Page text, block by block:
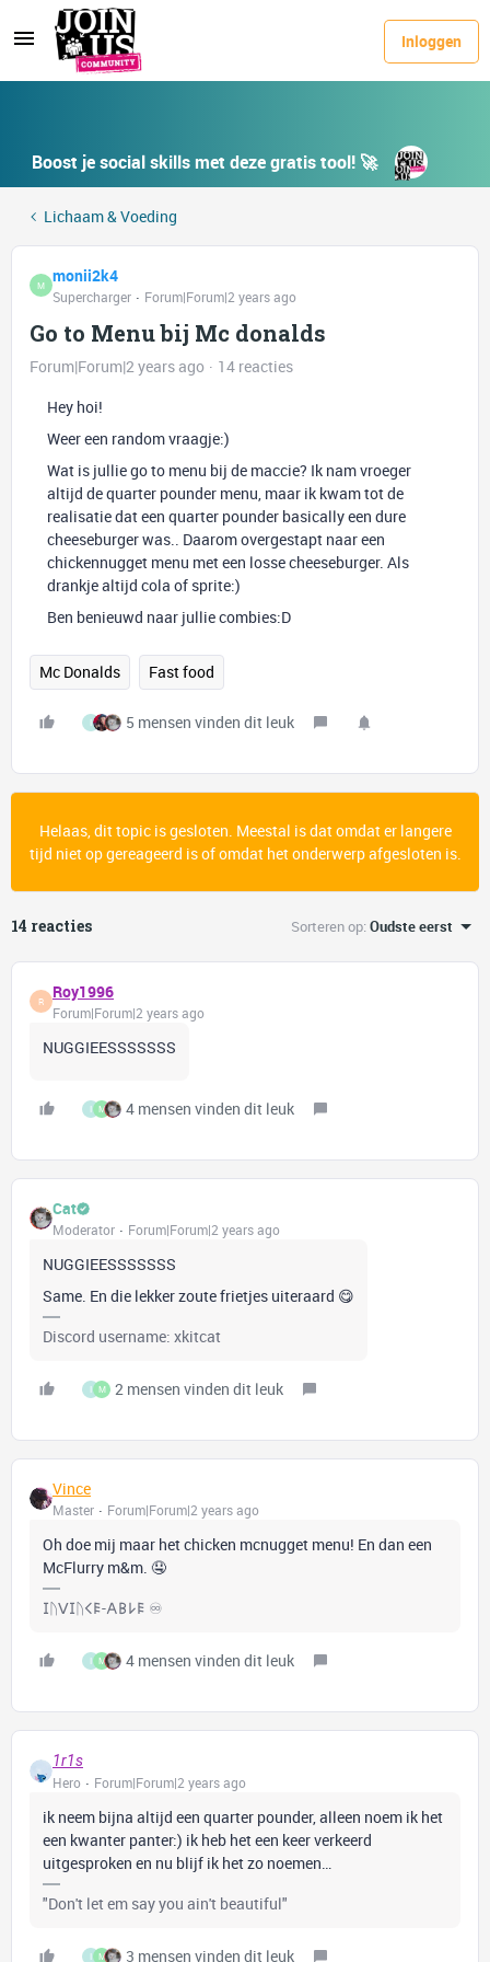
Inloggen
Boost je social skills met deze gratis tool! 🚀
Lichaam & Voeding
M monii2k4
Supercharger Forum|Forum|2 years ago
Go to Menu bij Mc donalds
Forum|Forum|2 years ago
14 reacties
Hey hoi!
Weer een random vraagje:)
Wat is jullie go to menu bij de maccie? Ik nam vroeger
altijd de quarter pounder menu, maar ik kwam tot de
realisatie dat een quarter pounder basically een dure
cheeseburger was.. Daarom overgestapt naar een
chickennugget menu met een losse cheeseburger. Als
drankje altijd cola of sprite:)
Ben benieuwd naar jullie combies:D
Mc Donalds Fast food
I 5 mensen vinden dit leuk
Helaas, dit topic is gesloten. Meestal is dat omdat er langere
tijd niet op gereageerd is of omdat het onderwerp afgesloten is.
14 reacties Sorteren op:Oudste eerst
R Roy1996
Forum|Forum|2 years ago
NUGGIEESSSSSSS
I M 4 mensen vinden dit leuk
Cat
Moderator Forum|Forum|2 years ago
NUGGIEESSSSSSS
Same. En die lekker zoute frietjes uiteraard 😋
Discord username: xkitcat
I M 2 mensen vinden dit leuk
Vince
Master Forum|Forum|2 years ago
Oh doe mij maar het chicken mcnugget menu! En dan een
McFlurry m&m. 🤤
𐌆ᚢꓦ𐌆ᚢ𐌂𐌄-𐌀𐌁𐌋𐌄 ♾️
I M 4 mensen vinden dit leuk
1r1s
Hero
Forum|Forum|2 years ago
ik neem bijna altijd een quarter pounder, alleen noem ik het
een kwanter panter:) ik heb het een keer verkeerd
uitgesproken en nu blijf ik het zo noemen…
"Don't let em say you ain't beautiful"
I M 3 mensen vinden dit leuk